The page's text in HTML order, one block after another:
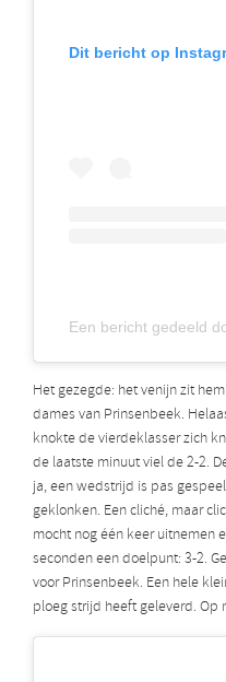
Dit bericht op
Het gezegde: het venijn zit
dames van Prinsenbeek.
knokte de vierdeklasser zich
de laatste minuut viel de 2-2.
ja, een wedstrijd is pas
geklonken. Een cliché, maar
mocht nog één keer uitnemen
seconden een doelpunt: 3-2.
voor Prinsenbeek. Een hele
ploeg strijd heeft geleverd. Op